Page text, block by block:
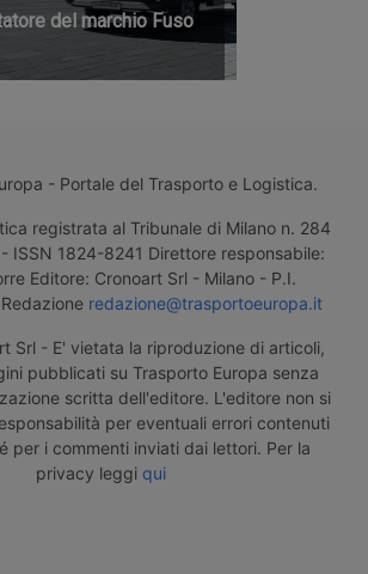
del marchio Fuso
- Portale del Trasporto e Logistica.
registrata al Tribunale di Milano n. 284
ISSN 1824-8241 Direttore responsabile:
Editore: Cronoart Srl - Milano - P.I.
redazione@trasportoeuropa.it
Srl - E' vietata la riproduzione di articoli,
pubblicati su Trasporto Europa senza
scritta dell'editore. L'editore non si
per eventuali errori contenuti
per i commenti inviati dai lettori. Per la
privacy leggi qui